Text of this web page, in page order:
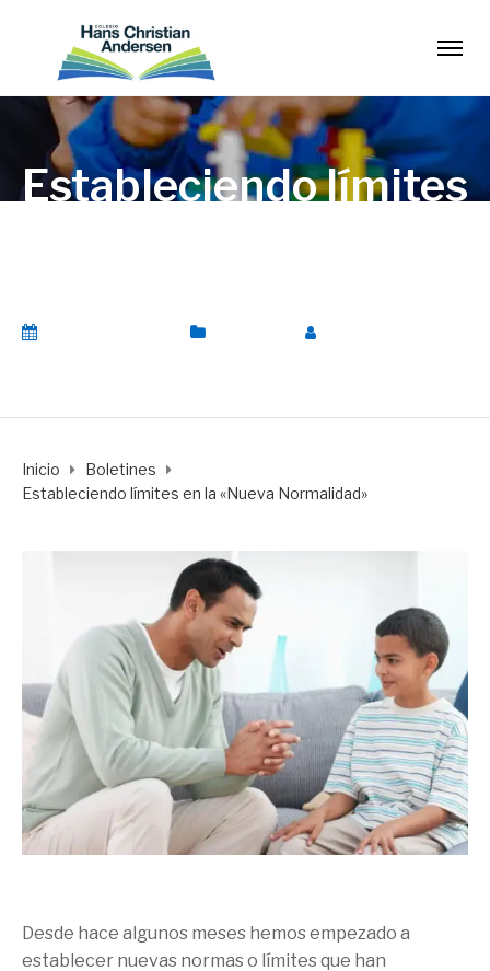
Estableciendo límites
Inicio
Boletines
Estableciendo límites en la «Nueva Normalidad»
Desde hace algunos meses hemos empezado a
establecer nuevas normas o límites que han